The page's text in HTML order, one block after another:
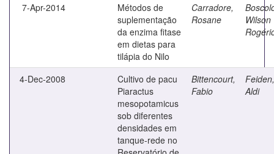
7-Apr-2014
Métodos de
suplementação
da enzima fitase
em dietas para
tilápia do Nilo
Carradore,
Rosane
Wilson
4-Dec-2008
Cultivo de pacu
Piaractus
mesopotamicus
sob diferentes
densidades em
tanque-rede no
Bittencourt,
Fabio
Feiden,
Aldi